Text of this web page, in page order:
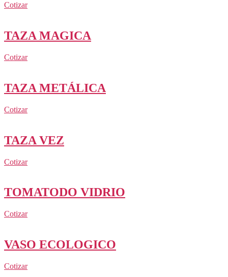
Cotizar
TAZA MAGICA
Cotizar
TAZA METÁLICA
Cotizar
TAZA VEZ
Cotizar
TOMATODO VIDRIO
Cotizar
VASO ECOLOGICO
Cotizar